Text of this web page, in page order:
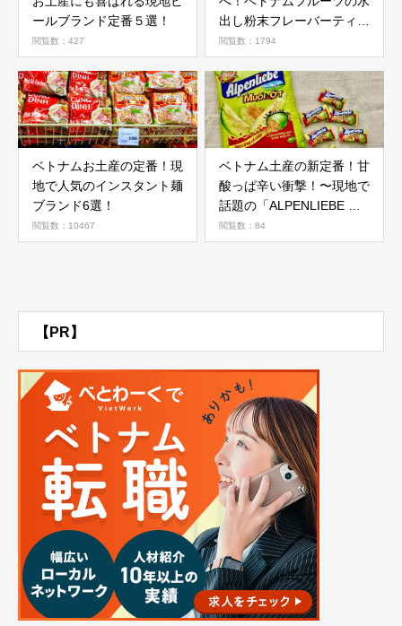
ールブランド定番５選！
閲覧数：427
出し粉末フレーバーティ
ー！
閲覧数：1794
ベトナムお土産の定番！現
地で人気のインスタント麺
ブランド6選！
閲覧数：10467
ベトナム土産の新定番！甘
酸っぱ辛い衝撃！〜現地で
話題の「ALPENLIEBE 塩
唐辛子キャンディ」がクセ
になる
閲覧数：84
【PR】